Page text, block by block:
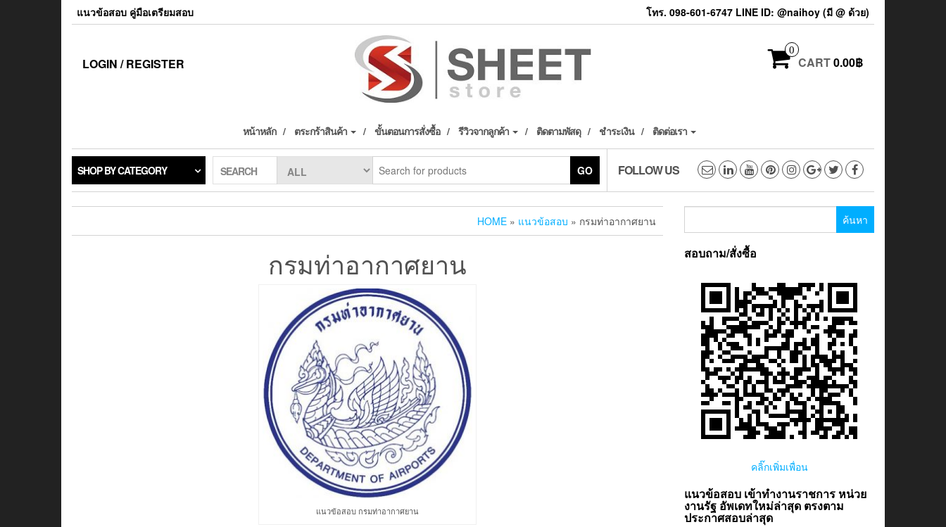
แนวข้อสอบ คู่มือเตรียมสอบ โทร. 098-601-6747 LINE ID: @naihoy (มี @ ด้วย)
LOGIN / REGISTER
0
CART0.00฿
หน้าหลัก ตระกร้าสินค้า ขั้นตอนการสั่งซื้อ รีวิวจากลูกค้า ติดตามพัสดุ ชำระเงิน ติดต่อเรา
SHOP BY CATEGORY SEARCH GO FOLLOW US
HOME » แนวข้อสอบ » กรมท่าอากาศยาน
กรมท่าอากาศยาน
แนวข้อสอบ กรมท่าอากาศยาน
สอบถาม/สั่งซื้อ
คลิ๊กเพิ่มเพื่อน
แนวข้อสอบ เข้าทำงานราชการ หน่วย
งานรัฐ อัพเดทใหม่ล่าสุด ตรงตาม
ประกาศสอบล่าสุด